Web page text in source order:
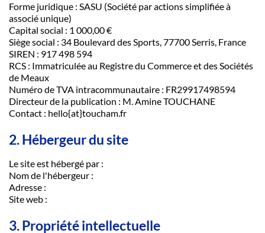
Forme juridique : SASU (Société par actions simplifiée à
associé unique)
Capital social : 1 000,00 €
Siège social : 34 Boulevard des Sports, 77700 Serris, France
SIREN : 917 498 594
RCS : Immatriculée au Registre du Commerce et des Sociétés
de Meaux
Numéro de TVA intracommunautaire : FR29917498594
Directeur de la publication : M. Amine TOUCHANE
Contact : hello{at}toucham.fr
2. Hébergeur du site
Le site est hébergé par :
Nom de l'hébergeur :
Adresse :
Site web :
3. Propriété intellectuelle